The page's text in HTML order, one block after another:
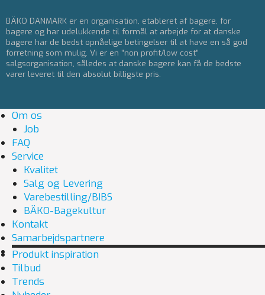
BÄKO DANMARK er en organisation, etableret af bagere, for
bagere og har udelukkende til formål at arbejde for at danske
bagere har de bedst opnåelige betingelser til at have en så god
forretning som mulig. Vi er en ”non profit/low cost”
salgsorganisation, således at danske bagere kan få de bedste
varer leveret til den absolut billigste pris.
Om os
Job
FAQ
Service
Kvalitet
Salg og Levering
Varebestilling/BIBS
BÄKO-Bagekultur
Kontakt
Samarbejdspartnere
Produkt inspiration
Tilbud
Trends